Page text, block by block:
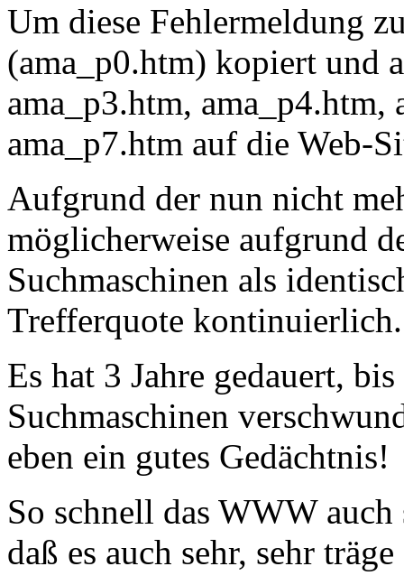
Um diese Fehlermeldung
(ama_p0.htm) kopiert und
ama_p3.htm, ama_p4.htm,
ama_p7.htm auf die Web-
Aufgrund der nun nicht
möglicherweise aufgrund
Suchmaschinen als
Trefferquote kontinuierlich.
Es hat 3 Jahre gedauert,
Suchmaschinen
eben ein gutes Gedächtnis!
So schnell das WWW
daß es auch sehr, sehr